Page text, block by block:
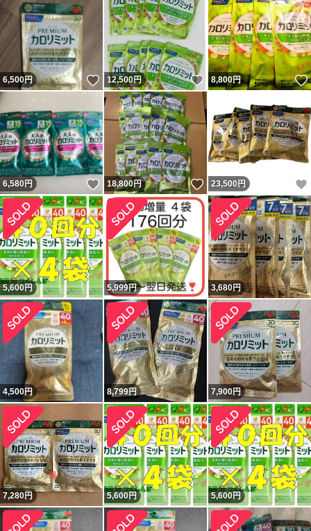
6,500円 いいね！
12,500円 いいね！
8,800円
6,580円 いいね！
18,800円 いいね！
23,500 円
5,600円 5,999円 3,680円
4,500円 8,799円 7,900円
7,280円 5,600円 5,600円